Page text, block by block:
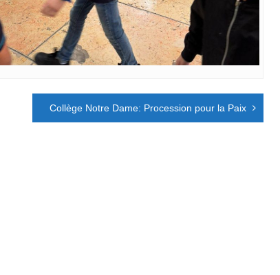
la durabilitéCollège Notre Dame: Procession pour la Paix